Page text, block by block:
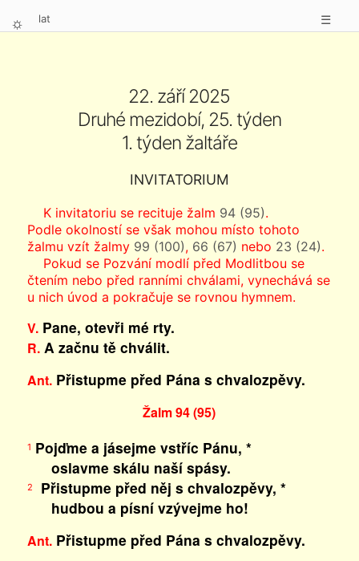
⛭ lat ☰
22. září 2025
Druhé mezidobí, 25. týden
1. týden žaltáře
INVITATORIUM
K invitatoriu se recituje žalm 94 (95).
Podle okolností se však mohou místo tohoto
žalmu vzít žalmy 99 (100), 66 (67) nebo 23 (24).
Pokud se Pozvání modlí před Modlitbou se
čtením nebo před ranními chválami, vynechává se
u nich úvod a pokračuje se rovnou hymnem.
V.Pane, otevři mé rty.
R.A začnu tě chválit.
Ant.Přistupme před Pána s chvalozpěvy.
Žalm 94 (95)
1 Pojďme a jásejme vstříc Pánu, *
oslavme skálu naší spásy.
2
Přistupme před něj s chvalozpěvy, *
hudbou a písní vzývejme ho!
Ant.Přistupme před Pána s chvalozpěvy.